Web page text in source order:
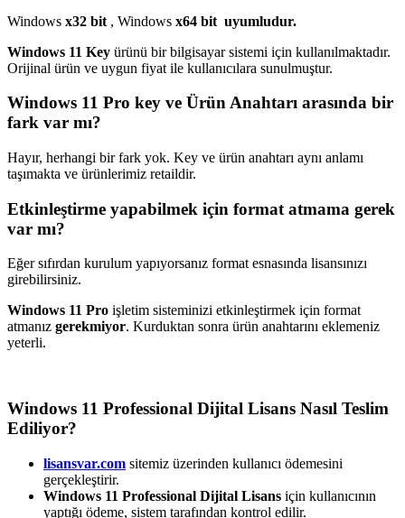
Windows x32 bit , Windows x64 bit uyumludur.
Windows 11 Key ürünü bir bilgisayar sistemi için kullanılmaktadır.
Orijinal ürün ve uygun fiyat ile kullanıcılara sunulmuştur.
Windows 11 Pro key ve Ürün Anahtarı arasında bir
fark var mı?
Hayır, herhangi bir fark yok. Key ve ürün anahtarı aynı anlamı
taşımakta ve ürünlerimiz retaildir.
Etkinleştirme yapabilmek için format atmama gerek
var mı?
Eğer sıfırdan kurulum yapıyorsanız format esnasında lisansınızı
girebilirsiniz.
Windows 11 Pro işletim sisteminizi etkinleştirmek için format
atmanız gerekmiyor. Kurduktan sonra ürün anahtarını eklemeniz
yeterli.
Windows 11 Professional Dijital Lisans Nasıl Teslim
Ediliyor?
lisansvar.com sitemiz üzerinden kullanıcı ödemesini
gerçekleştirir.
Windows 11 Professional Dijital Lisans için kullanıcının
yaptığı ödeme, sistem tarafından kontrol edilir.